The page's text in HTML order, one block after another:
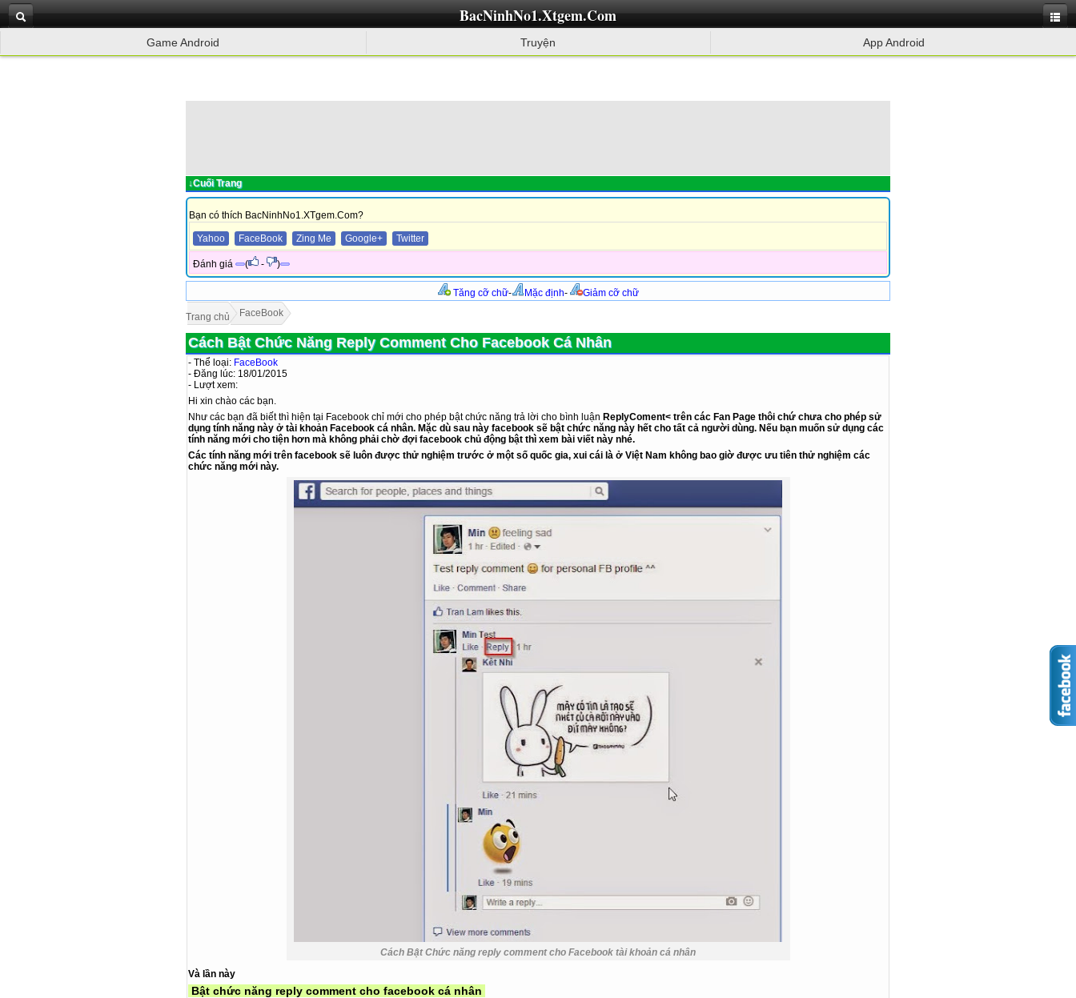
BacNinhNo1.Xtgem.Com
Game Android Truyện App Android
↓Cuối Trang
Bạn có thích BacNinhNo1.XTgem.Com?
Yahoo FaceBook Zing Me Google+ Twitter
Đánh giá ( - )
Tăng cỡ chữ- Mặc định- Giảm cỡ chữ
Trang chủ FaceBook
Cách Bật Chức Năng Reply Comment Cho Facebook Cá Nhân
- Thể loại: FaceBook
- Đăng lúc: 18/01/2015
- Lượt xem:
Hi xin chào các bạn.
Như các bạn đã biết thì hiện tại Facebook chỉ mới cho phép bật chức năng trả lời cho bình luận ReplyComent< trên các Fan Page thôi chứ chưa cho phép sử
dụng tính năng này ở tài khoản Facebook cá nhân. Mặc dù sau này facebook sẽ bật chức năng này hết cho tất cả người dùng. Nếu bạn muốn sử dụng các
tính năng mới cho tiện hơn mà không phải chờ đợi facebook chủ động bật thì xem bài viết này nhé.
Các tính năng mới trên facebook sẽ luôn được thử nghiệm trước ở một số quốc gia, xui cái là ở Việt Nam không bao giờ được ưu tiên thử nghiệm các
chức năng mới này.
Cách Bật Chức năng reply comment cho Facebook tài khoản cá nhân
Và lần này
Bật chức năng reply comment cho facebook cá nhân